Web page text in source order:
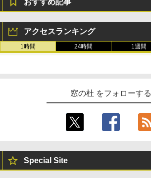
おすすめ記事
アクセスランキング
1時間 24時間 1週間
窓の杜 をフォローする
Special Site